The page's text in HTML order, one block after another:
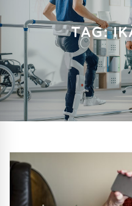
TAG: